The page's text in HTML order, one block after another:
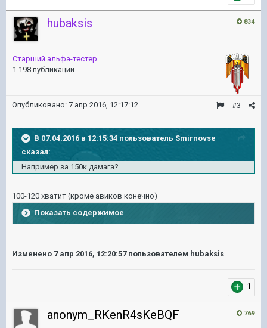
834
hubaksis
Старший альфа-тестер
1 198 публикаций
#3
Опубликовано: 7 апр 2016, 12:17:12
В 07.04.2016 в 12:15:34 пользователь Smirnovse
сказал:
Например за 150к дамага?
100-120 хватит (кроме авиков конечно)
Показать содержимое
Изменено 7 апр 2016, 12:20:57пользователем hubaksis
1
769
anonym_RKenR4sKeBQF